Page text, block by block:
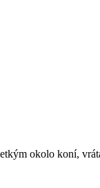
okolo koní,